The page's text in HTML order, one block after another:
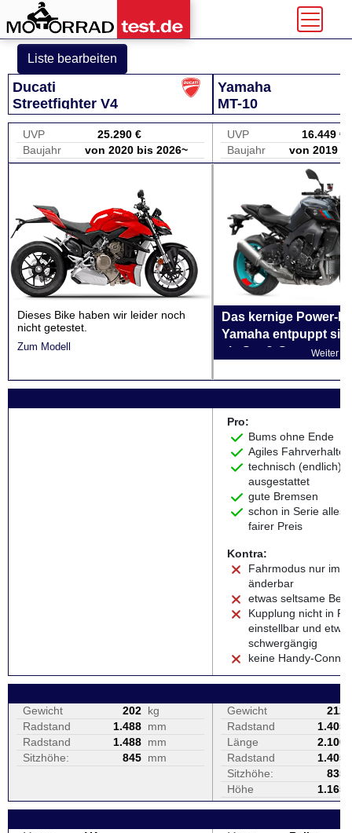
Liste bearbeiten
Ducati
Streetfighter V4
Yamaha
MT-10
UVP
25.290 €
Baujahr
von 2020 bis 2026~
UVP
16.449 €
Baujahr
von 2019
Dieses Bike haben wir leider noch
nicht getestet.
Zum Modell
Das kernige Power-
Yamaha entpuppt
als Spaß-GranateWeiter
Pro:
Bums ohne Ende
Agiles Fahrverhalten
technisch (endlich)
ausgestattet
gute Bremsen
schon in Serie alles
fairer Preis
Kontra:
Fahrmodus nur im
änderbar
etwas seltsame
Kupplung nicht in
einstellbar und
schwergängig
keine Handy-
Gewicht 202 kg
Radstand
1.488 mm
Radstand
1.488 mm
Sitzhöhe:
845 mm
Gewicht
212
Radstand
1.405
Länge
2.100
Radstand
1.405
Sitzhöhe:
835
Höhe
1.165